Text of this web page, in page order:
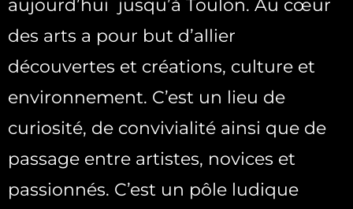
aujourd’hui jusqu’à Toulon. Au cœur
des arts a pour but d’allier
découvertes et créations, culture et
environnement. C’est un lieu de
curiosité, de convivialité ainsi que de
passage entre artistes, novices et
passionnés. C’est un pôle ludique